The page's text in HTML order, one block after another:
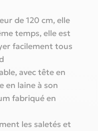
de 120 cm, elle
temps, elle est
facilement tous
avec tête en
en laine à son
fabriqué en
les saletés et